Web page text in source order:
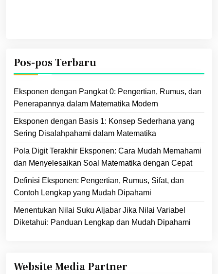
Pos-pos Terbaru
Eksponen dengan Pangkat 0: Pengertian, Rumus, dan
Penerapannya dalam Matematika Modern
Eksponen dengan Basis 1: Konsep Sederhana yang
Sering Disalahpahami dalam Matematika
Pola Digit Terakhir Eksponen: Cara Mudah Memahami
dan Menyelesaikan Soal Matematika dengan Cepat
Definisi Eksponen: Pengertian, Rumus, Sifat, dan
Contoh Lengkap yang Mudah Dipahami
Menentukan Nilai Suku Aljabar Jika Nilai Variabel
Diketahui: Panduan Lengkap dan Mudah Dipahami
Website Media Partner